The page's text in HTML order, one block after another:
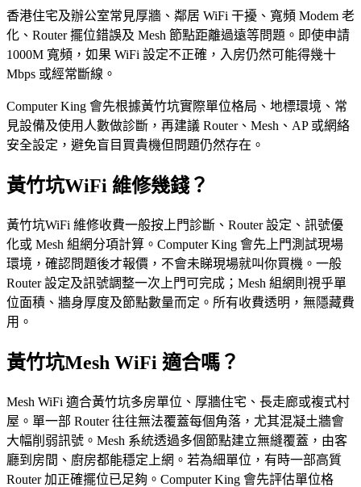
香港住宅及辦公室常見厚牆、鄰居 WiFi 干擾、寬頻 Modem 老
化、Router 擺位錯誤及 Mesh 節點距離過遠等問題。即使申請
1000M 寬頻，如果 WiFi 設定不正確，入房仍然可能得幾十
Mbps 或經常斷線。
Computer King 會先根據黃竹坑實際單位格局、地標環境、常
見設備及使用人數做診斷，再建議 Router、Mesh、AP 或網絡
安全設定，避免盲目買貴機但問題仍然存在。
黃竹坑WiFi 維修幾錢？
黃竹坑WiFi 維修收費一般按上門診斷、Router 設定、訊號優
化或 Mesh 組網分項計算。Computer King 會先上門測試現場
環境，確認問題後才報價，不會未睇現場就叫你買機。一般
Router 設定及訊號調整一次上門可完成；Mesh 組網則視乎單
位面積、牆身厚度及節點數量而定。所有收費透明，無隱藏費
用。
黃竹坑Mesh WiFi 適合嗎？
Mesh WiFi 適合黃竹坑多房單位、厚牆住宅、長走廊或複式村
屋。單一部 Router 往往無法覆蓋每個角落，尤其混凝土牆會
大幅削弱訊號。Mesh 系統透過多個節點建立無縫覆蓋，由客
廳到房間、廚房都能穩定上網。若為細單位，有時一部高質
Router 加正確擺位已足夠。Computer King 會先評估單位格